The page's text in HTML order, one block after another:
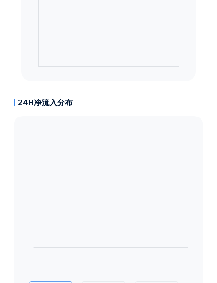
24H净流入分布